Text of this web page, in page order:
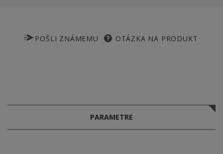
POŠLI ZNÁMEMU OTÁZKA NA PRODUKT
PARAMETRE